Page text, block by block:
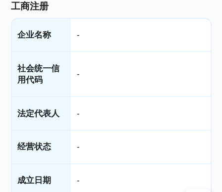
工商注册
企业名称 -
社会统一信
用代码
-
法定代表人 -
经营状态 -
成立日期 -